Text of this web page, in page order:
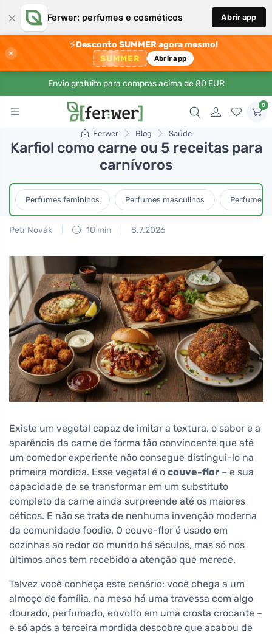
× Ferwer: perfumes e cosméticos Abrir app
×
⚡Desconto SUMMER agora mesmo!
SUMMER Abrir app
Envio gratuito para compras acima de 80 EUR
0
Ferwer Blog Saúde
Karfiol como carne ou 5 receitas para
carnívoros
Perfumes femininos Perfumes masculinos Perfumes
Petr Novák 10 min 8.7.2026
Existe um vegetal capaz de imitar a textura, o sabor e a
aparência da carne de forma tão convincente que até
um comedor experiente não consegue distingui-lo na
primeira mordida. Esse vegetal é o couve-flor – e sua
capacidade de se transformar em um substituto
completo da carne ainda surpreende até os maiores
céticos. E não se trata de nenhuma invenção moderna
da comunidade foodie. O couve-flor é usado em
cozinhas ao redor do mundo há séculos, mas só nos
últimos anos tem recebido a atenção que merece.
Talvez você conheça este cenário: você chega a um
almoço de família, na mesa há uma travessa com algo
dourado, perfumado, envolto em uma crosta crocante –
e só após a terceira mordida descobre que acabou de